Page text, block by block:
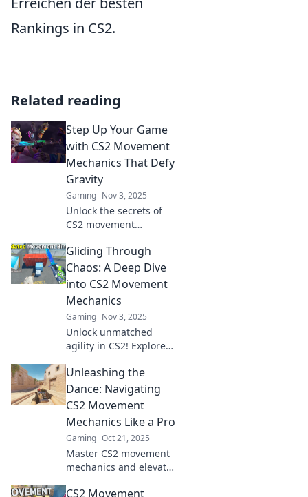
Rankings in CS2.
Related reading
Step Up Your Game
with CS2 Movement
Mechanics That Defy
Gravity
Gaming Nov 3, 2025
Unlock the secrets of
CS2 movement
your gameplay with
gravity-defying tips
and tricks. Discover
how to dominate the
competition!
Gliding Through
Chaos: A Deep Dive
into CS2 Movement
Mechanics
Gaming Nov 3, 2025
Unlock unmatched
agility in CS2! Explore
mechanics that will
elevate your gameplay
and conquer the chaos.
Unleashing the
Dance: Navigating
CS2 Movement
Mechanics Like a Pro
Gaming Oct 21, 2025
Master CS2 movement
mechanics and elevate
CS2 Movement